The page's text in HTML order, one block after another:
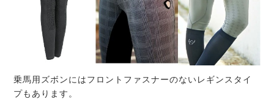
乗馬用ズボンにはフロントファスナーのないレギンスタイ
プもあります。